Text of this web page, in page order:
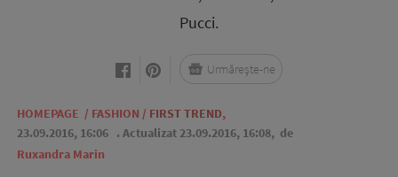
Pucci.
HOMEPAGE / FASHION / FIRST TREND,
23.09.2016, 16:06 . Actualizat 23.09.2016, 16:08, de
Ruxandra Marin
Urmărește-ne